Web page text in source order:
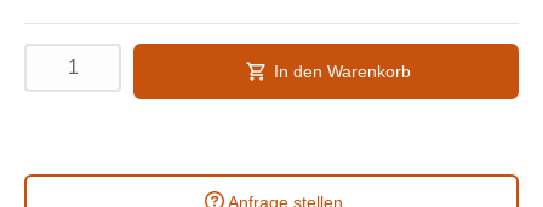
In den Warenkorb
Anfrage stellen